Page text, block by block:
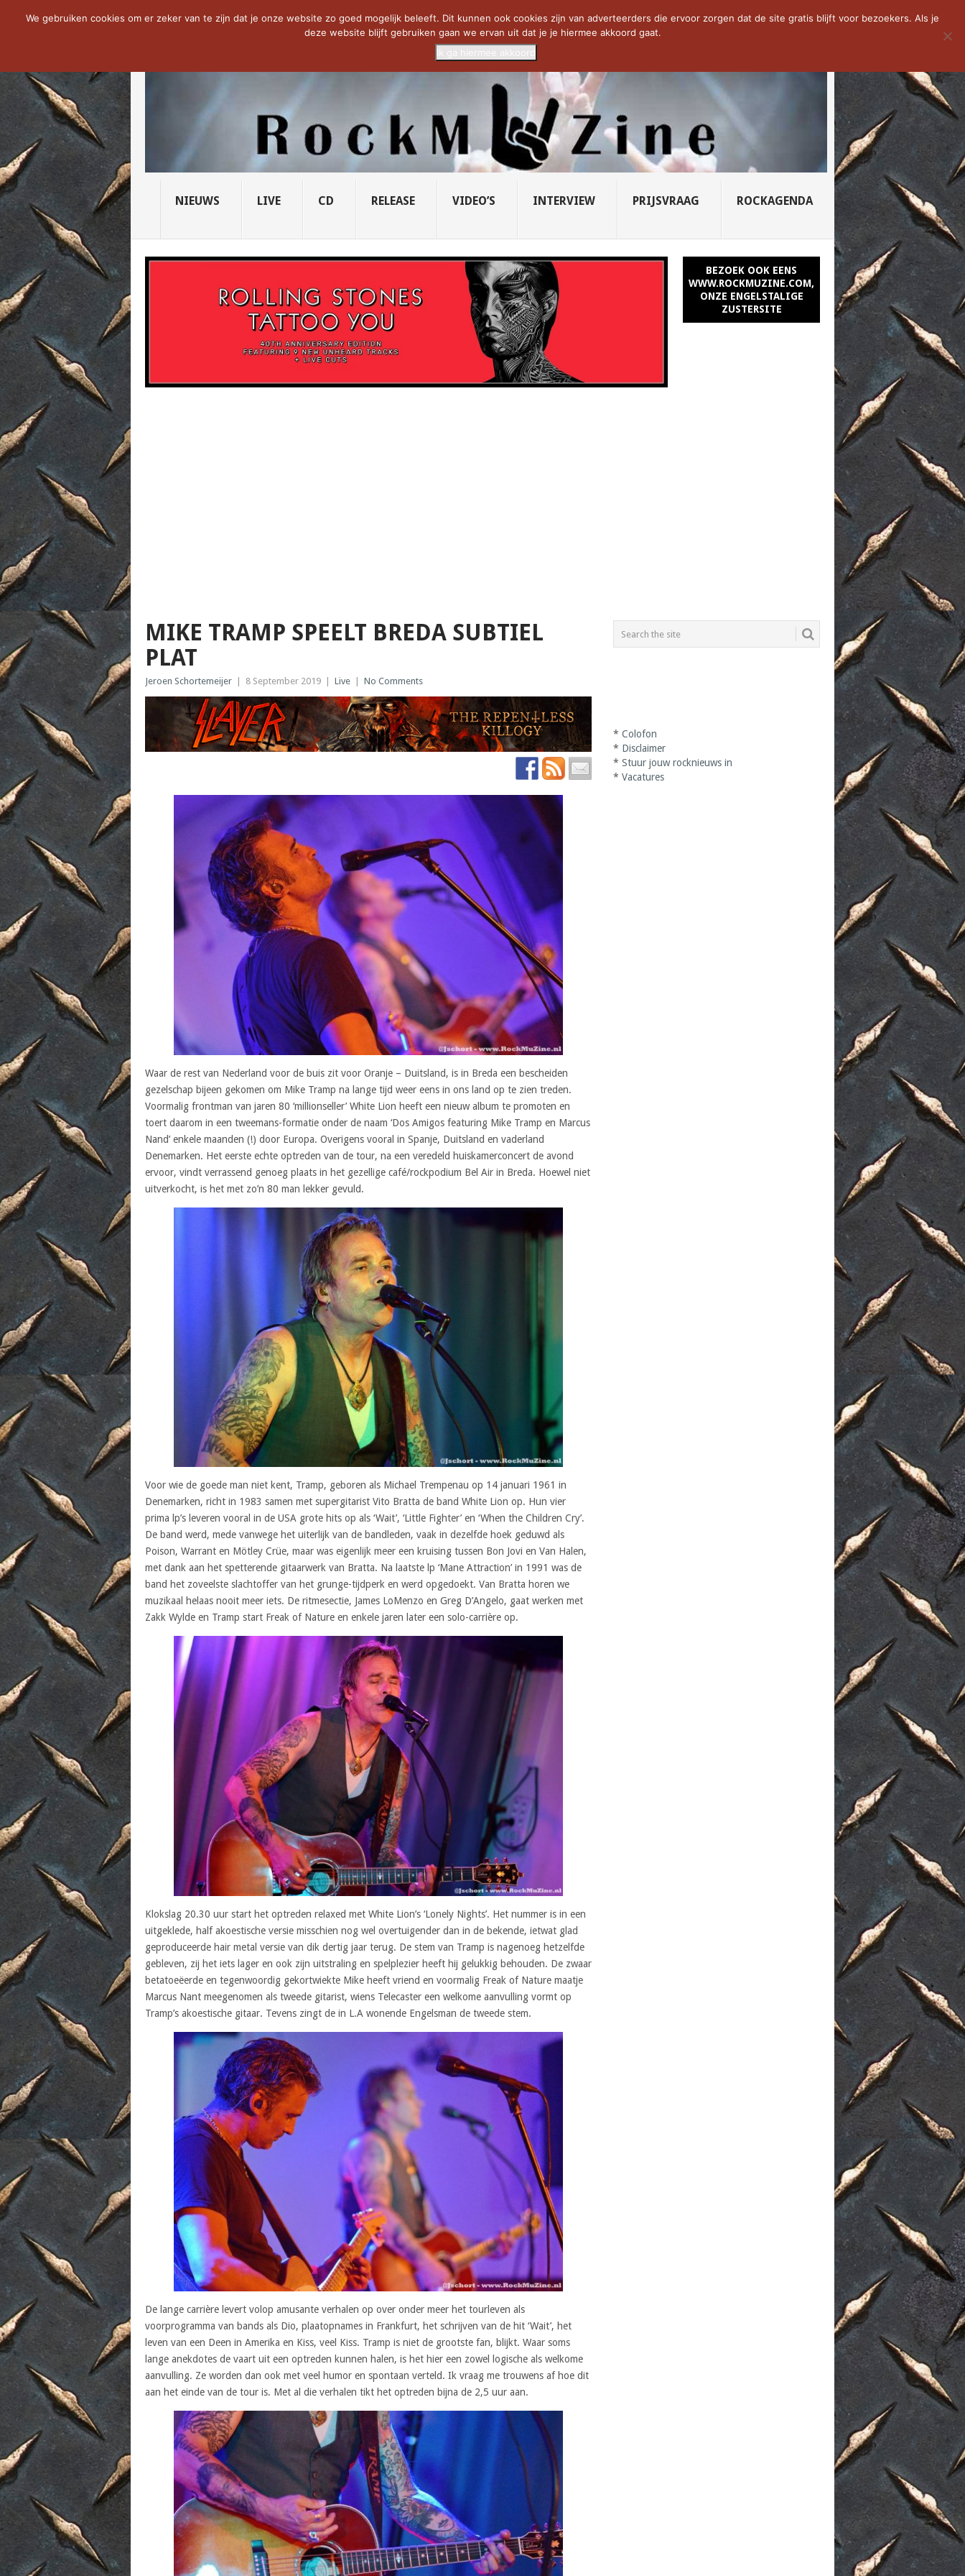
NOW TRENDING: THE VICIOUS HEAD SOCIETY... PRIDE OF LIONS – U... SAVATAGE KOMT TERUG IN 0... CD VAN DE WEEK: SLEEPING...
NIEUWS LIVE CD RELEASE VIDEO’S INTERVIEW PRIJSVRAAG ROCKAGENDA
BEZOEK OOK EENS
WWW.ROCKMUZINE.COM,
ONZE ENGELSTALIGE
ZUSTERSITE
MIKE TRAMP SPEELT BREDA SUBTIEL
PLAT
Jeroen Schortemeijer 8 September 2019 Live No Comments
Waar de rest van Nederland voor de buis zit voor Oranje – Duitsland, is in Breda een bescheiden
gezelschap bijeen gekomen om Mike Tramp na lange tijd weer eens in ons land op te zien treden.
Voormalig frontman van jaren 80 ‘millionseller’ White Lion heeft een nieuw album te promoten en
toert daarom in een tweemans-formatie onder de naam ‘Dos Amigos featuring Mike Tramp en Marcus
Nand’ enkele maanden (!) door Europa. Overigens vooral in Spanje, Duitsland en vaderland
Denemarken. Het eerste echte optreden van de tour, na een veredeld huiskamerconcert de avond
ervoor, vindt verrassend genoeg plaats in het gezellige café/rockpodium Bel Air in Breda. Hoewel niet
uitverkocht, is het met zo’n 80 man lekker gevuld.
Voor wie de goede man niet kent, Tramp, geboren als Michael Trempenau op 14 januari 1961 in
Denemarken, richt in 1983 samen met supergitarist Vito Bratta de band White Lion op. Hun vier
prima lp’s leveren vooral in de USA grote hits op als ‘Wait’, ‘Little Fighter’ en ‘When the Children Cry’.
De band werd, mede vanwege het uiterlijk van de bandleden, vaak in dezelfde hoek geduwd als
Poison, Warrant en Mötley Crüe, maar was eigenlijk meer een kruising tussen Bon Jovi en Van Halen,
met dank aan het spetterende gitaarwerk van Bratta. Na laatste lp ‘Mane Attraction’ in 1991 was de
band het zoveelste slachtoffer van het grunge-tijdperk en werd opgedoekt. Van Bratta horen we
muzikaal helaas nooit meer iets. De ritmesectie, James LoMenzo en Greg D’Angelo, gaat werken met
Zakk Wylde en Tramp start Freak of Nature en enkele jaren later een solo-carrière op.
Klokslag 20.30 uur start het optreden relaxed met White Lion’s ‘Lonely Nights’. Het nummer is in een
uitgeklede, half akoestische versie misschien nog wel overtuigender dan in de bekende, ietwat glad
geproduceerde hair metal versie van dik dertig jaar terug. De stem van Tramp is nagenoeg hetzelfde
gebleven, zij het iets lager en ook zijn uitstraling en spelplezier heeft hij gelukkig behouden. De zwaar
betatoeëerde en tegenwoordig gekortwiekte Mike heeft vriend en voormalig Freak of Nature maatje
Marcus Nant meegenomen als tweede gitarist, wiens Telecaster een welkome aanvulling vormt op
Tramp’s akoestische gitaar. Tevens zingt de in L.A wonende Engelsman de tweede stem.
De lange carrière levert volop amusante verhalen op over onder meer het tourleven als
voorprogramma van bands als Dio, plaatopnames in Frankfurt, het schrijven van de hit ‘Wait’, het
leven van een Deen in Amerika en Kiss, veel Kiss. Tramp is niet de grootste fan, blijkt. Waar soms
lange anekdotes de vaart uit een optreden kunnen halen, is het hier een zowel logische als welkome
aanvulling. Ze worden dan ook met veel humor en spontaan verteld. Ik vraag me trouwens af hoe dit
aan het einde van de tour is. Met al die verhalen tikt het optreden bijna de 2,5 uur aan.
*Colofon
* Disclaimer
*Stuur jouw rocknieuws in
*Vacatures
We gebruiken cookies om er zeker van te zijn dat je onze website zo goed mogelijk beleeft. Dit kunnen ook cookies zijn van adverteerders die ervoor zorgen dat de site gratis blijft voor bezoekers. Als je
deze website blijft gebruiken gaan we ervan uit dat je je hiermee akkoord gaat.
Ik ga hiermee akkoord